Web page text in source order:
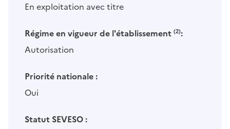
En exploitation avec titre
Régime en vigueur de l'établissement (2):
Autorisation
Priorité nationale :
Oui
Statut SEVESO :